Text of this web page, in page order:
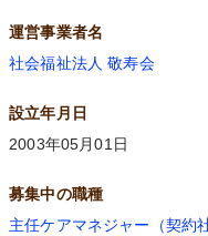
運営事業者名
社会福祉法人 敬寿会
設立年月日
2003年05月01日
募集中の職種
主任ケアマネジャー（契約